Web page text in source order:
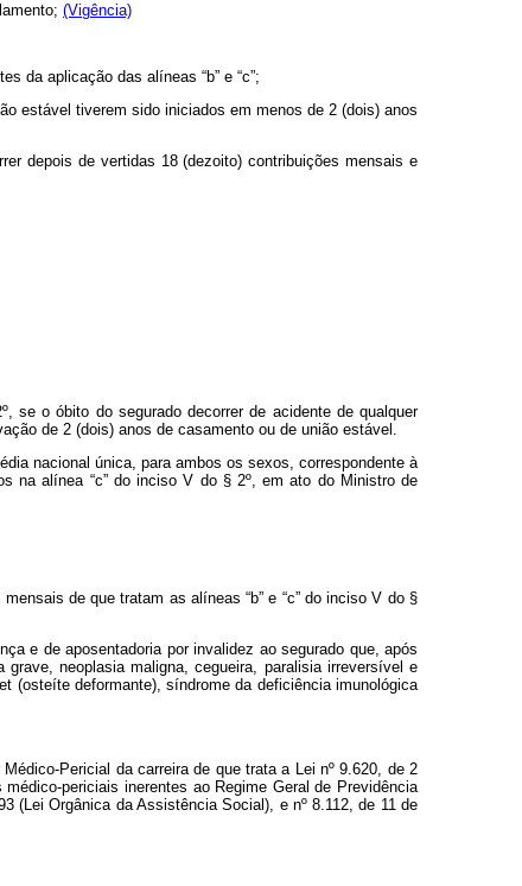
(Vigência)
da aplicação das alíneas “b” e “c”;
estável tiverem sido iniciados em menos de 2 (dois) anos
depois de vertidas 18 (dezoito) contribuições mensais e
se o óbito do segurado decorrer de acidente de qualquer
de 2 (dois) anos de casamento ou de união estável.
nacional única, para ambos os sexos, correspondente à
na alínea “c” do inciso V do § 2º, em ato do Ministro de
de que tratam as alíneas “b” e “c” do inciso V do §
e de aposentadoria por invalidez ao segurado que, após
neoplasia maligna, cegueira, paralisia irreversível e
(osteíte deformante), síndrome da deficiência imunológica
Pericial da carreira de que trata a Lei nº 9.620, de 2
periciais inerentes ao Regime Geral de Previdência
(Lei Orgânica da Assistência Social), e nº 8.112, de 11 de